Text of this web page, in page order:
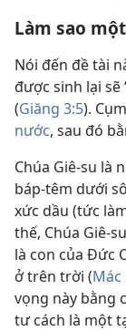
Làm sao
Nói đến đề tài
được sinh lại sẽ
(Giăng 3:5).
nước, sau đó
Chúa Giê-su là
báp-têm dưới
xức dầu (tức
thế, Chúa Giê-
là con của Đức
ở trên trời (Mác
vọng này bằng
tư cách là một